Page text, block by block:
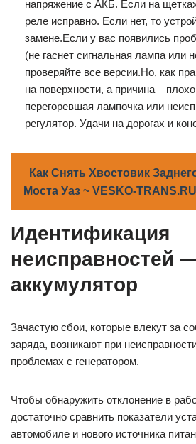
напряжение с АКБ. Если на
реле исправно. Если нет, то
замене.Если у вас появились
(не гаснет сигнальная лампа или
проверяйте все версии.Но, как
на поверхности, а причина –
перегоревшая лампочка или
регулятор. Удачи на дорогах и
Как Снять Хвостовик
Моста Уаз ~ VESKO-TRANS.RU
Идентификация
неисправностей
аккумулятор
Зачастую сбои, которые влекут за
заряда, возникают при
проблемах с генератором.
Чтобы обнаружить отклонение в
достаточно сравнить показатели
автомобиле и нового источника